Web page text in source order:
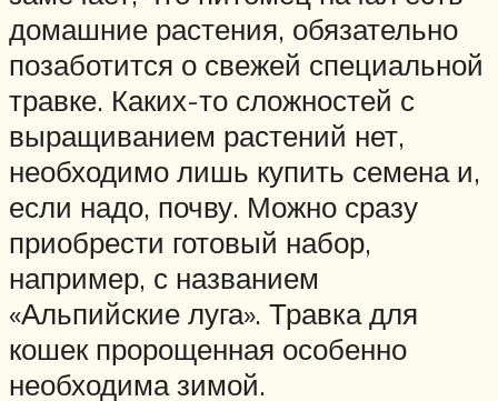
домашние растения, обязательно
позаботится о свежей специальной
травке. Каких-то сложностей с
выращиванием растений нет,
необходимо лишь купить семена и,
если надо, почву. Можно сразу
приобрести готовый набор,
например, с названием
«Альпийские луга». Травка для
кошек пророщенная особенно
необходима зимой.